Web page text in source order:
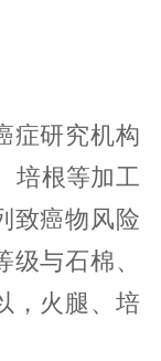
症研究机构
培根等加工
致癌物风险
与石棉、
，火腿、培